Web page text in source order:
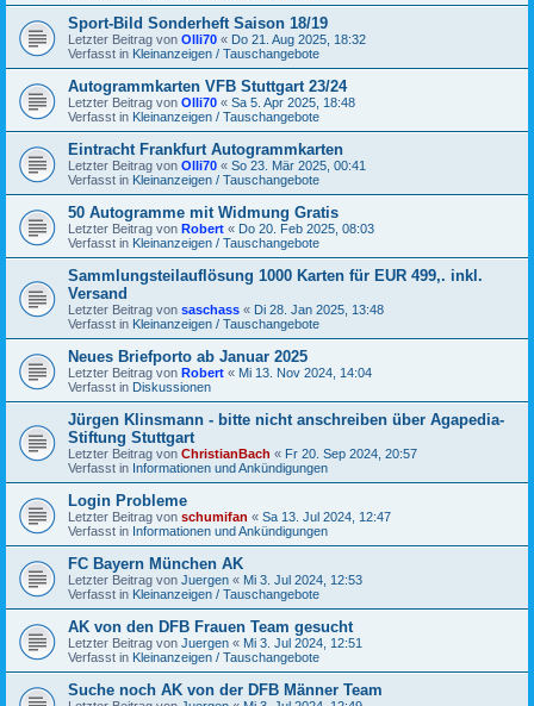
Sport-Bild Sonderheft Saison 18/19
Letzter Beitrag von Olli70 « Do 21. Aug 2025, 18:32
Verfasst in Kleinanzeigen / Tauschangebote
Autogrammkarten VFB Stuttgart 23/24
Letzter Beitrag von Olli70 « Sa 5. Apr 2025, 18:48
Verfasst in Kleinanzeigen / Tauschangebote
Eintracht Frankfurt Autogrammkarten
Letzter Beitrag von Olli70 « So 23. Mär 2025, 00:41
Verfasst in Kleinanzeigen / Tauschangebote
50 Autogramme mit Widmung Gratis
Letzter Beitrag von Robert « Do 20. Feb 2025, 08:03
Verfasst in Kleinanzeigen / Tauschangebote
Sammlungsteilauflösung 1000 Karten für EUR 499,. inkl.
Versand
Letzter Beitrag von saschass « Di 28. Jan 2025, 13:48
Verfasst in Kleinanzeigen / Tauschangebote
Neues Briefporto ab Januar 2025
Letzter Beitrag von Robert « Mi 13. Nov 2024, 14:04
Verfasst in Diskussionen
Jürgen Klinsmann - bitte nicht anschreiben über Agapedia-
Stiftung Stuttgart
Letzter Beitrag von ChristianBach « Fr 20. Sep 2024, 20:57
Verfasst in Informationen und Ankündigungen
Login Probleme
Letzter Beitrag von schumifan « Sa 13. Jul 2024, 12:47
Verfasst in Informationen und Ankündigungen
FC Bayern München AK
Letzter Beitrag von Juergen « Mi 3. Jul 2024, 12:53
Verfasst in Kleinanzeigen / Tauschangebote
AK von den DFB Frauen Team gesucht
Letzter Beitrag von Juergen « Mi 3. Jul 2024, 12:51
Verfasst in Kleinanzeigen / Tauschangebote
Suche noch AK von der DFB Männer Team